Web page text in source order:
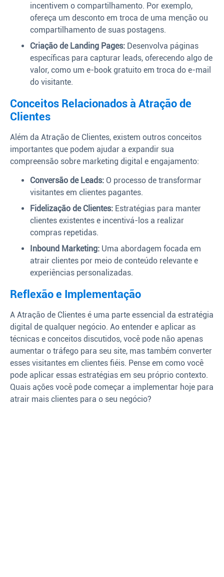
incentivem o compartilhamento. Por exemplo,
ofereça um desconto em troca de uma menção ou
compartilhamento de suas postagens.
Criação de Landing Pages: Desenvolva páginas
específicas para capturar leads, oferecendo algo de
valor, como um e-book gratuito em troca do e-mail
do visitante.
Conceitos Relacionados à Atração de
Clientes
Além da Atração de Clientes, existem outros conceitos
importantes que podem ajudar a expandir sua
compreensão sobre marketing digital e engajamento:
Conversão de Leads: O processo de transformar
visitantes em clientes pagantes.
Fidelização de Clientes: Estratégias para manter
clientes existentes e incentivá-los a realizar
compras repetidas.
Inbound Marketing: Uma abordagem focada em
atrair clientes por meio de conteúdo relevante e
experiências personalizadas.
Reflexão e Implementação
A Atração de Clientes é uma parte essencial da estratégia
digital de qualquer negócio. Ao entender e aplicar as
técnicas e conceitos discutidos, você pode não apenas
aumentar o tráfego para seu site, mas também converter
esses visitantes em clientes fiéis. Pense em como você
pode aplicar essas estratégias em seu próprio contexto.
Quais ações você pode começar a implementar hoje para
atrair mais clientes para o seu negócio?